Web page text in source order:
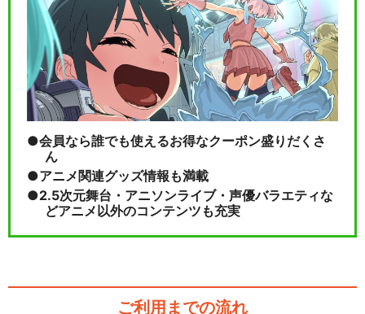
会員なら誰でも使えるお得なクーポン盛りだくさ
ん
アニメ関連グッズ情報も満載
2.5次元舞台・アニソンライブ・声優バラエティな
どアニメ以外のコンテンツも充実
ご利用までの流れ